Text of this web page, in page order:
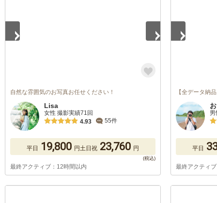
自然な雰囲気のお写真お任せください！
Lisa
女性 撮影実績71回
4.93
55件
平日 19,800 円土日祝 23,760 円
最終アクティブ：12時間以内
【全データ納
男
平日
最終アクティ